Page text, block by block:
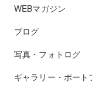
WEBマガジン
ブログ
写真・フォトログ
ギャラリー・ポート